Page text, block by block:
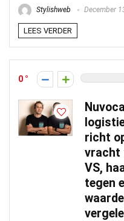
Stylishweb December
LEES VERDER
0
richt
vracht
VS,
tegen